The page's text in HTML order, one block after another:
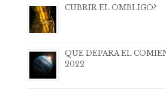
CUBRIR EL OMBLIGO?
QUE DEPARA EL
2022